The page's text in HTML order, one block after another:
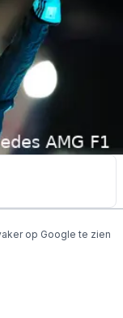
op Google te zien